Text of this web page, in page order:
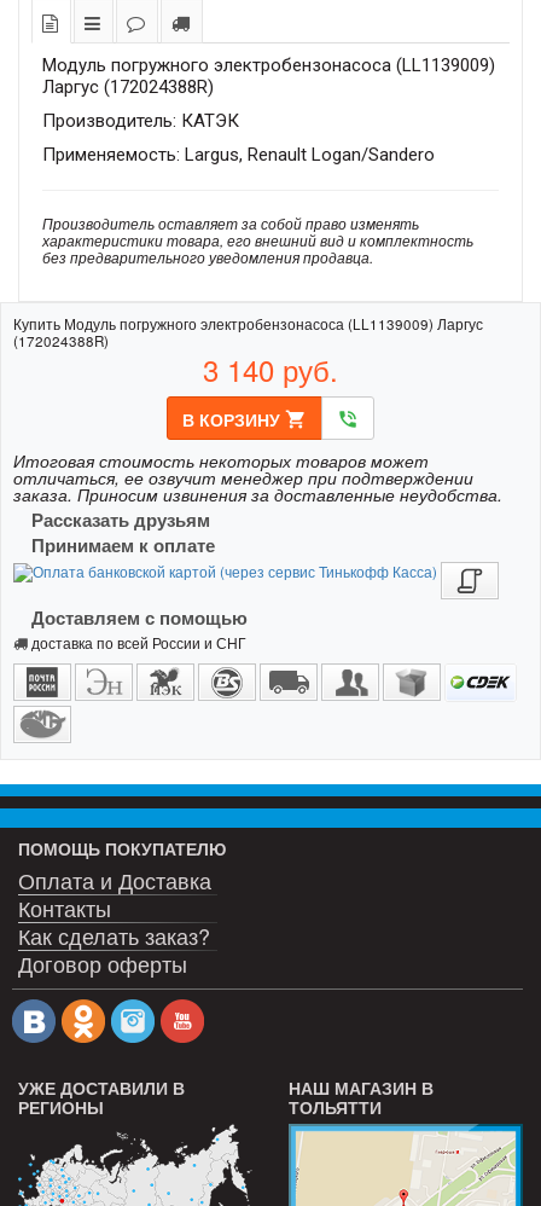
Модуль погружного электробензонасоса (LL1139009)
Ларгус (172024388R)
Производитель: КАТЭК
Применяемость: Largus, Renault Logan/Sandero
Производитель оставляет за собой право изменять
характеристики товара, его внешний вид и комплектность
без предварительного уведомления продавца.
Купить Модуль погружного электробензонасоса (LL1139009) Ларгус
(172024388R)
3 140 руб.
В КОРЗИНУ shopping_cart phone_in_talk
Итоговая стоимость некоторых товаров может
отличаться, ее озвучит менеджер при подтверждении
заказа. Приносим извинения за доставленные неудобства.
Рассказать друзьям
Принимаем к оплате
Доставляем с помощью
доставка по всей России и СНГ
ПОМОЩЬ ПОКУПАТЕЛЮ
Оплата и Доставка
Контакты
Как сделать заказ?
Договор оферты
УЖЕ ДОСТАВИЛИ В
РЕГИОНЫ
НАШ МАГАЗИН В
ТОЛЬЯТТИ